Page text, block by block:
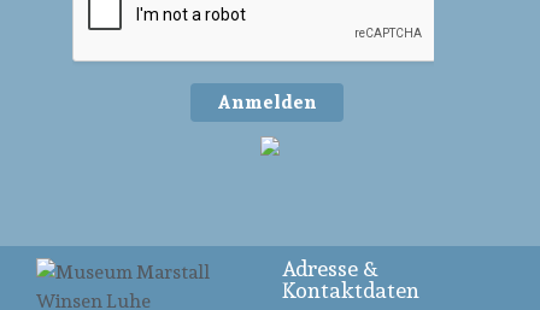
Anmelden
Adresse &
Kontaktdaten